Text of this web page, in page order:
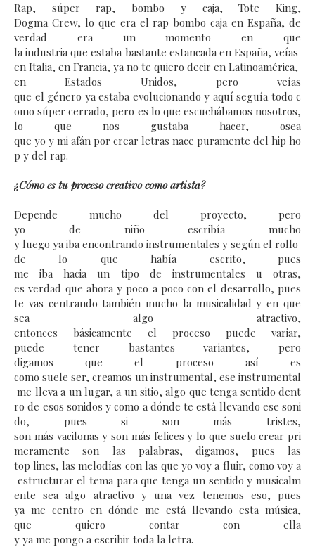
Rap, súper rap, bombo y caja, Tote King,
Dogma Crew, lo que era el rap bombo caja en España, de
verdad era un momento en que
la industria que estaba bastante estancada en España, veías
en Italia, en Francia, ya no te quiero decir en Latinoamérica,
en Estados Unidos, pero veías
que el género ya estaba evolucionando y aquí seguía todo c
omo súper cerrado, pero es lo que escuchábamos nosotros,
lo que nos gustaba hacer, osea
que yo y mi afán por crear letras nace puramente del hip ho
p y del rap.
¿Cómo es tu proceso creativo como artista?
Depende mucho del proyecto, pero
yo de niño escribía mucho
y luego ya iba encontrando instrumentales y según el rollo
de lo que había escrito, pues
me iba hacia un tipo de instrumentales u otras,
es verdad que ahora y poco a poco con el desarrollo, pues
te vas centrando también mucho la musicalidad y en que
sea algo atractivo,
entonces básicamente el proceso puede variar,
puede tener bastantes variantes, pero
digamos que el proceso así es
como suele ser, creamos un instrumental, ese instrumental
me lleva a un lugar, a un sitio, algo que tenga sentido dent
ro de esos sonidos y como a dónde te está llevando ese soni
do, pues si son más tristes,
son más vacilonas y son más felices y lo que suelo crear pri
meramente son las palabras, digamos, pues las
top lines, las melodías con las que yo voy a fluir, como voy a
estructurar el tema para que tenga un sentido y musicalm
ente sea algo atractivo y una vez tenemos eso, pues
ya me centro en dónde me está llevando esta música,
que quiero contar con ella
y ya me pongo a escribir toda la letra.